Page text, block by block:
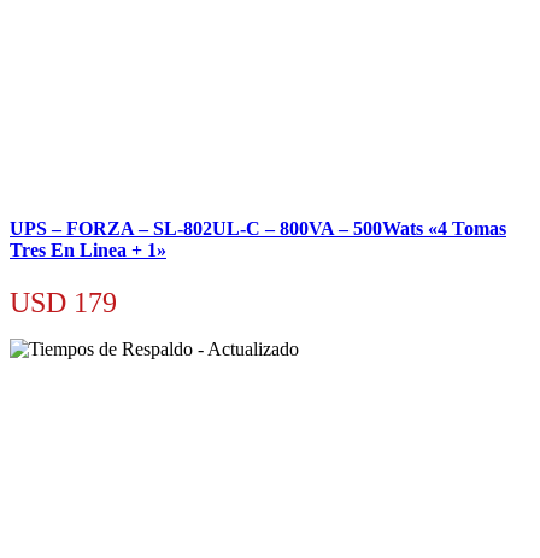
UPS – FORZA – SL-802UL-C – 800VA – 500Wats «4 Tomas
Tres En Linea + 1»
USD 179